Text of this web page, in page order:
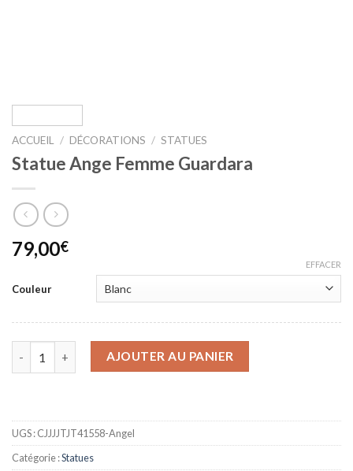
ACCUEIL / DÉCORATIONS / STATUES
Statue Ange Femme Guardara
79,00€
Couleur
EFFACER
quantité de Statue Ange Femme Guardara
AJOUTER AU PANIER
UGS :CJJJJTJT41558-Angel
Catégorie :Statues